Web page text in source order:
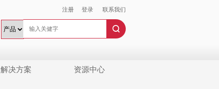
注册 登录 联系我们
解决方案 资源中心